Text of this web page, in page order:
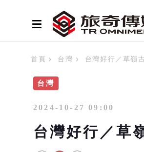
首頁 台灣 台灣好行／草嶺
台灣
2024-10-27 09:00
台灣好行／草